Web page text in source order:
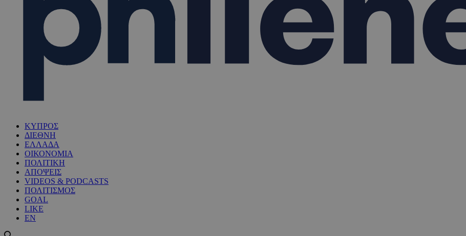
ΚΥΠΡΟΣ
ΔΙΕΘΝΗ
ΕΛΛΑΔΑ
ΟΙΚΟΝΟΜΙΑ
ΠΟΛΙΤΙΚΗ
ΑΠΟΨΕΙΣ
VIDEOS & PODCASTS
ΠΟΛΙΤΙΣΜΟΣ
GOAL
LIKE
EN